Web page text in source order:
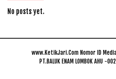
No posts yet.
www.KetikJari.Com Nomor ID
PT.BALUK ENAM LOMBOK AHU -